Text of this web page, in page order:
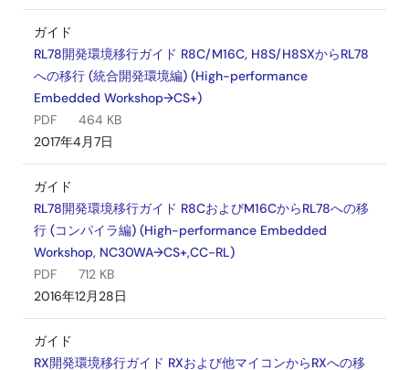
2005年4月9日
ソフトウェア／ツール－その他
マニュアルナビゲータ (SHコンパイラ版、CD用) ユーティ
リティ
ログインしてダウンロード
ソフトウェア／ツール－その他
マニュアルナビゲータ (SHコンパイラ版、Web用) ユーティ
リティ
ログインしてダウンロード
2005年4月9日
ソフトウェア／ツール－その他
ガイド
RL78開発環境移行ガイド R8C/M16C, H8S/H8SXからRL78
への移行 (統合開発環境編) (High-performance
Embedded Workshop→CS+)
PDF
464 KB
2017年4月7日
ガイド
RL78開発環境移行ガイド R8CおよびM16CからRL78への移
行 (コンパイラ編) (High-performance Embedded
Workshop, NC30WA→CS+,CC-RL)
PDF
712 KB
2016年12月28日
ガイド
RX開発環境移行ガイド RXおよび他マイコンからRXへの移